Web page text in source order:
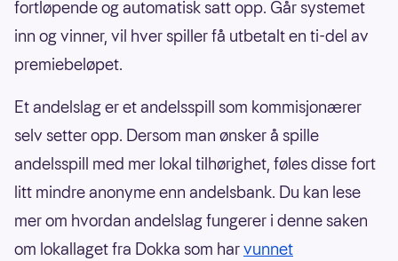
fortløpende og automatisk satt opp. Går systemet
inn og vinner, vil hver spiller få utbetalt en ti-del av
premiebeløpet.
Et andelslag er et andelsspill som kommisjonærer
selv setter opp. Dersom man ønsker å spille
andelsspill med mer lokal tilhørighet, føles disse fort
litt mindre anonyme enn andelsbank. Du kan lese
mer om hvordan andelslag fungerer i denne saken
om lokallaget fra Dokka som harvunnet